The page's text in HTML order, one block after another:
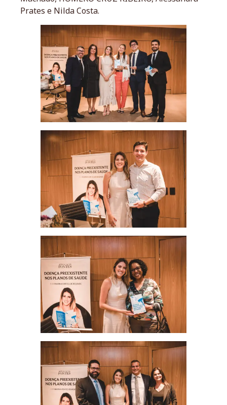
Prates e Nilda Costa.